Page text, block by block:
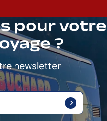
pour votre
?
newsletter